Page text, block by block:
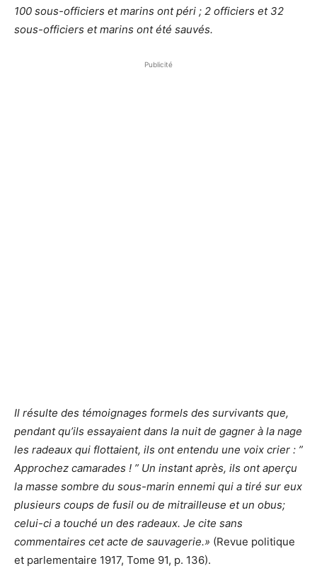
100 sous-officiers et marins ont péri ; 2 officiers et 32
sous-officiers et marins ont été sauvés.
Publicité
Il résulte des témoignages formels des survivants que,
pendant qu’ils essayaient dans la nuit de gagner à la nage
les radeaux qui flottaient, ils ont entendu une voix crier : ”
Approchez camarades ! ” Un instant après, ils ont aperçu
la masse sombre du sous-marin ennemi qui a tiré sur eux
plusieurs coups de fusil ou de mitrailleuse et un obus;
celui-ci a touché un des radeaux. Je cite sans
commentaires cet acte de sauvagerie.» (Revue politique
et parlementaire 1917, Tome 91, p. 136).